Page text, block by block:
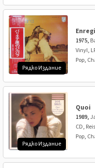
Рядко Издание
1975,
Vinyl,
Pop,
Рядко Издание
Quoi
1989,
CD,
Pop,